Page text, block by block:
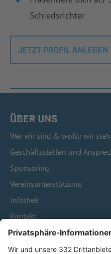
Schiedsrichter
JETZT PROFIL ANLEGEN
ÜBER UNS
Wer wir sind & wofür wir
Geschäftsstellen und
Sponsoring
Vereinsunterstützung
Infothek
Kontakt
HÄUFIG BESUCHTE